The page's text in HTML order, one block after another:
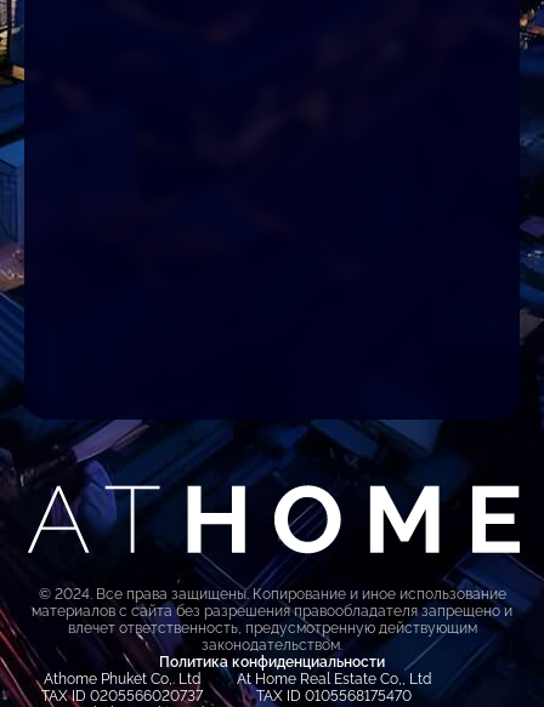
Политика конфиденциальности
© 2024. Все права защищены. Копирование и иное использование
материалов с сайта без разрешения правообладателя запрещено и
влечет ответственность, предусмотренную действующим
законодательством.
Athome Phuket Co,. Ltd
TAX ID 0205566020737
At Home Real Estate Co,, Ltd
TAX ID 0105568175470